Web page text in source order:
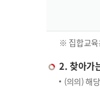
※ 집합교육
2. 찾아가
(의의) 해